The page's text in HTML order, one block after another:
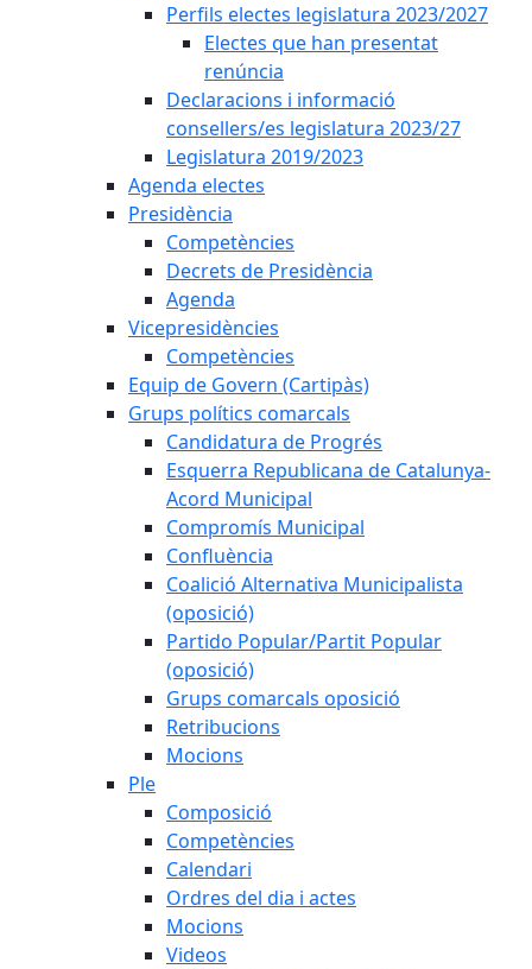
Perfils electes legislatura 2023/2027
Electes que han presentat
renúncia
Declaracions i informació
consellers/es legislatura 2023/27
Legislatura 2019/2023
Agenda electes
Presidència
Competències
Decrets de Presidència
Agenda
Vicepresidències
Competències
Equip de Govern (Cartipàs)
Grups polítics comarcals
Candidatura de Progrés
Esquerra Republicana de Catalunya-
Acord Municipal
Compromís Municipal
Confluència
Coalició Alternativa Municipalista
(oposició)
Partido Popular/Partit Popular
(oposició)
Grups comarcals oposició
Retribucions
Mocions
Ple
Composició
Competències
Calendari
Ordres del dia i actes
Mocions
Videos